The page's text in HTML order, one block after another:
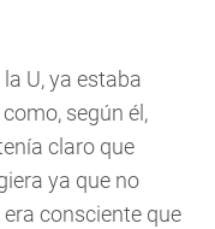
U, ya estaba
según él,
claro que
ya que no
consciente que